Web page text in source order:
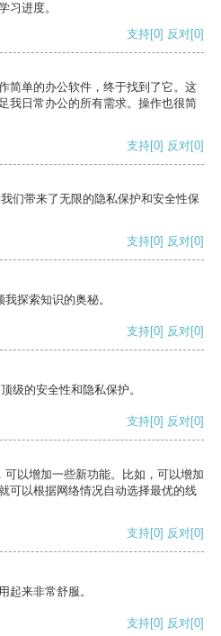
习进度。
支持[0] 反对[0]
简单的办公软件，终于找到了它。这
我日常办公的所有需求。操作也很简
支持[0] 反对[0]
们带来了无限的隐私保护和安全性保
支持[0] 反对[0]
探索知识的奥秘。
支持[0] 反对[0]
级的安全性和隐私保护。
支持[0] 反对[0]
以增加一些新功能。比如，可以增加
可以根据网络情况自动选择最优的线
支持[0] 反对[0]
起来非常舒服。
支持[0] 反对[0]